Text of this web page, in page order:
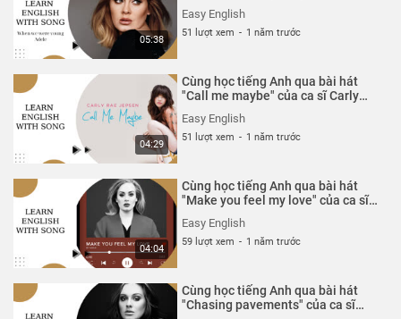
05:38
Easy English
51 lượt xem - 1 năm trước
04:29
Cùng học tiếng Anh qua bài hát
"Call me maybe" của ca sĩ Carly
Rae Jepsen
Easy English
51 lượt xem - 1 năm trước
04:04
Cùng học tiếng Anh qua bài hát
"Make you feel my love" của ca sĩ
Easy English
59 lượt xem - 1 năm trước
Cùng học tiếng Anh qua bài hát
"Chasing pavements" của ca sĩ